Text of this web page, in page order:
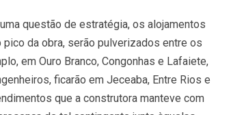
questão de estratégia, os alojamentos
da obra, serão pulverizados entre os
em Ouro Branco, Congonhas e Lafaiete,
ficarão em Jeceaba, Entre Rios e
que a construtora manteve com